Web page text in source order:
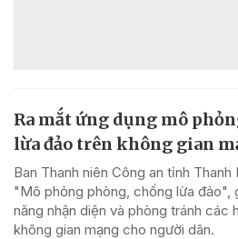
Ra mắt ứng dụng mô
lừa đảo trên không gian
Ban Thanh niên Công an tỉnh
"Mô phỏng phòng, chống lừa đảo",
năng nhận diện và phòng tránh các
không gian mạng cho người dân.